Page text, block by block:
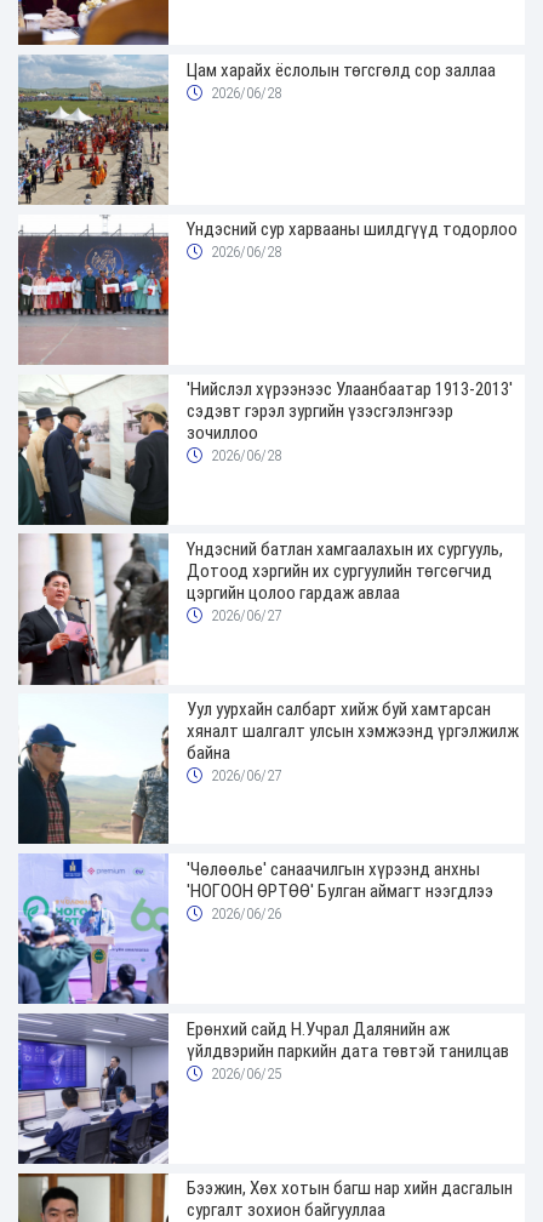
Цам харайх ёслолын төгсгөлд сор заллаа
2026/06/28
Үндэсний сур харвааны шилдгүүд тодорлоо
2026/06/28
'Нийслэл хүрээнээс Улаанбаатар 1913-2013'
сэдэвт гэрэл зургийн үзэсгэлэнгээр
зочиллоо
2026/06/28
Үндэсний батлан хамгаалахын их сургууль,
Дотоод хэргийн их сургуулийн төгсөгчид
цэргийн цолоо гардаж авлаа
2026/06/27
Уул уурхайн салбарт хийж буй хамтарсан
хяналт шалгалт улсын хэмжээнд үргэлжилж
байна
2026/06/27
'Чөлөөлье' санаачилгын хүрээнд анхны
'НОГООН ӨРТӨӨ' Булган аймагт нээгдлээ
2026/06/26
Ерөнхий сайд Н.Учрал Далянийн аж
үйлдвэрийн паркийн дата төвтэй танилцав
2026/06/25
Бээжин, Хөх хотын багш нар хийн дасгалын
сургалт зохион байгууллаа